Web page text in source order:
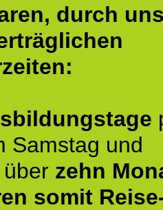
durch
Samstag und
zehn
somit